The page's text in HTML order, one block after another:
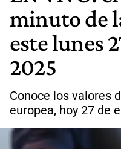
minuto de
este lunes
2025
Conoce los valores
europea, hoy 27 de